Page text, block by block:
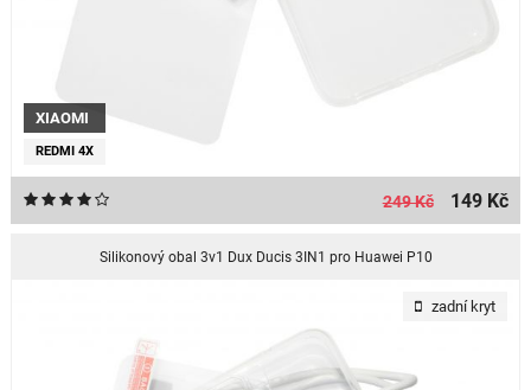
XIAOMI
REDMI 4X
249 Kč 149 Kč
Silikonový obal 3v1 Dux Ducis 3IN1 pro Huawei P10
zadní kryt